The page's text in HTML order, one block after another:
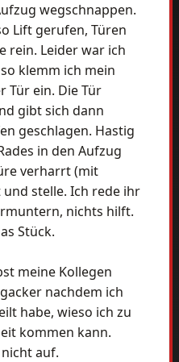
wegschnappen.
Lift gerufen, Türen
rein. Leider war ich
klemm ich mein
Tür ein. Die Tür
gibt sich dann
geschlagen. Hastig
in den Aufzug
verharrt (mit
stelle. Ich rede ihr
nichts hilft.
Stück.
meine Kollegen
nachdem ich
habe, wieso ich zu
kommen kann.
auf.